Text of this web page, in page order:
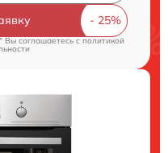
Вы соглашаетесь c политикой